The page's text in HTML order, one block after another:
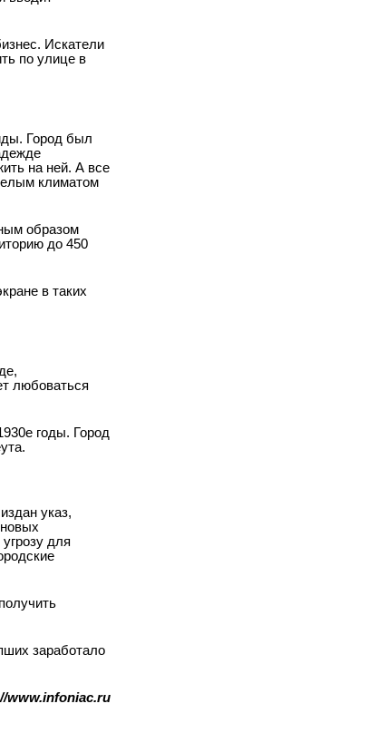
Искатели
по улице в
Город был
на ней. А все
климатом
образом
до 450
в таких
любоваться
годы. Город
указ,
для
заработало
www.infoniac.ru